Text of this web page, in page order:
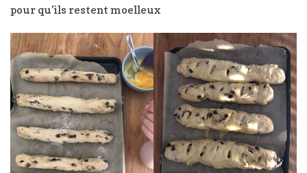
pour qu’ils restent moelleux